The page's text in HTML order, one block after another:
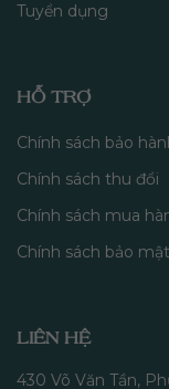
Tuyển dụng
HỖ TRỢ
Chính sách bảo
Chính sách thu đổi
Chính sách mua
Chính sách bảo mật
LIÊN HỆ
430 Võ Văn Tần,